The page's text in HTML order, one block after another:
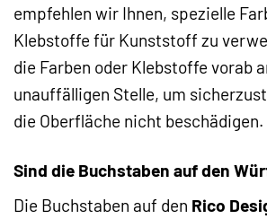
empfehlen wir Ihnen, spezielle
Klebstoffe für Kunststoff zu
die Farben oder Klebstoffe vorab
unauffälligen Stelle, um
die Oberfläche nicht beschädigen.
Sind die Buchstaben auf den
Die Buchstaben auf den Rico